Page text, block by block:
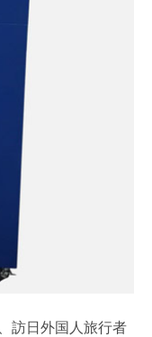
訪日外国人旅行者